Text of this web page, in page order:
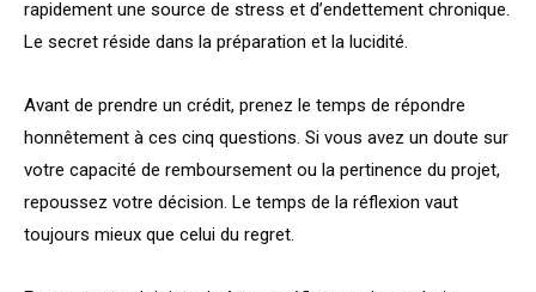
rapidement une source de stress et d’endettement chronique.
Le secret réside dans la préparation et la lucidité.
Avant de prendre un crédit, prenez le temps de répondre
honnêtement à ces cinq questions. Si vous avez un doute sur
votre capacité de remboursement ou la pertinence du projet,
repoussez votre décision. Le temps de la réflexion vaut
toujours mieux que celui du regret.